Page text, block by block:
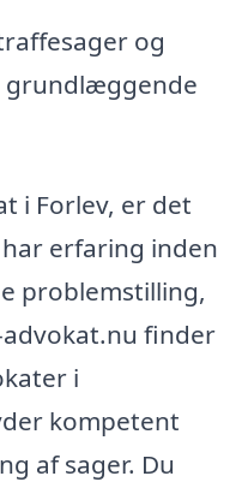
og
grundlæggende
i Forlev, er det
erfaring inden
problemstilling,
finder
i
kompetent
af sager. Du